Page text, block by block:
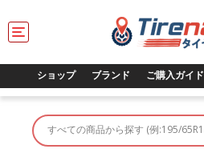
T
o
l
ショップ ブランド ご購入ガイド